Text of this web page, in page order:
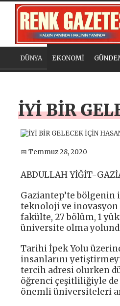
DÜNYA EKONOMİ
İYİ BİR
📅 Temmuz 28, 2020
ABDULLAH YİĞİT-
Gaziantep’te
teknoloji ve inovasyon
fakülte, 27 bölüm, 1
üniversite olma
Tarihi İpek Yolu
insanlarını
tercih adresi olurken
öğrenci çeşitliliğiyle
önemli üniversiteleri